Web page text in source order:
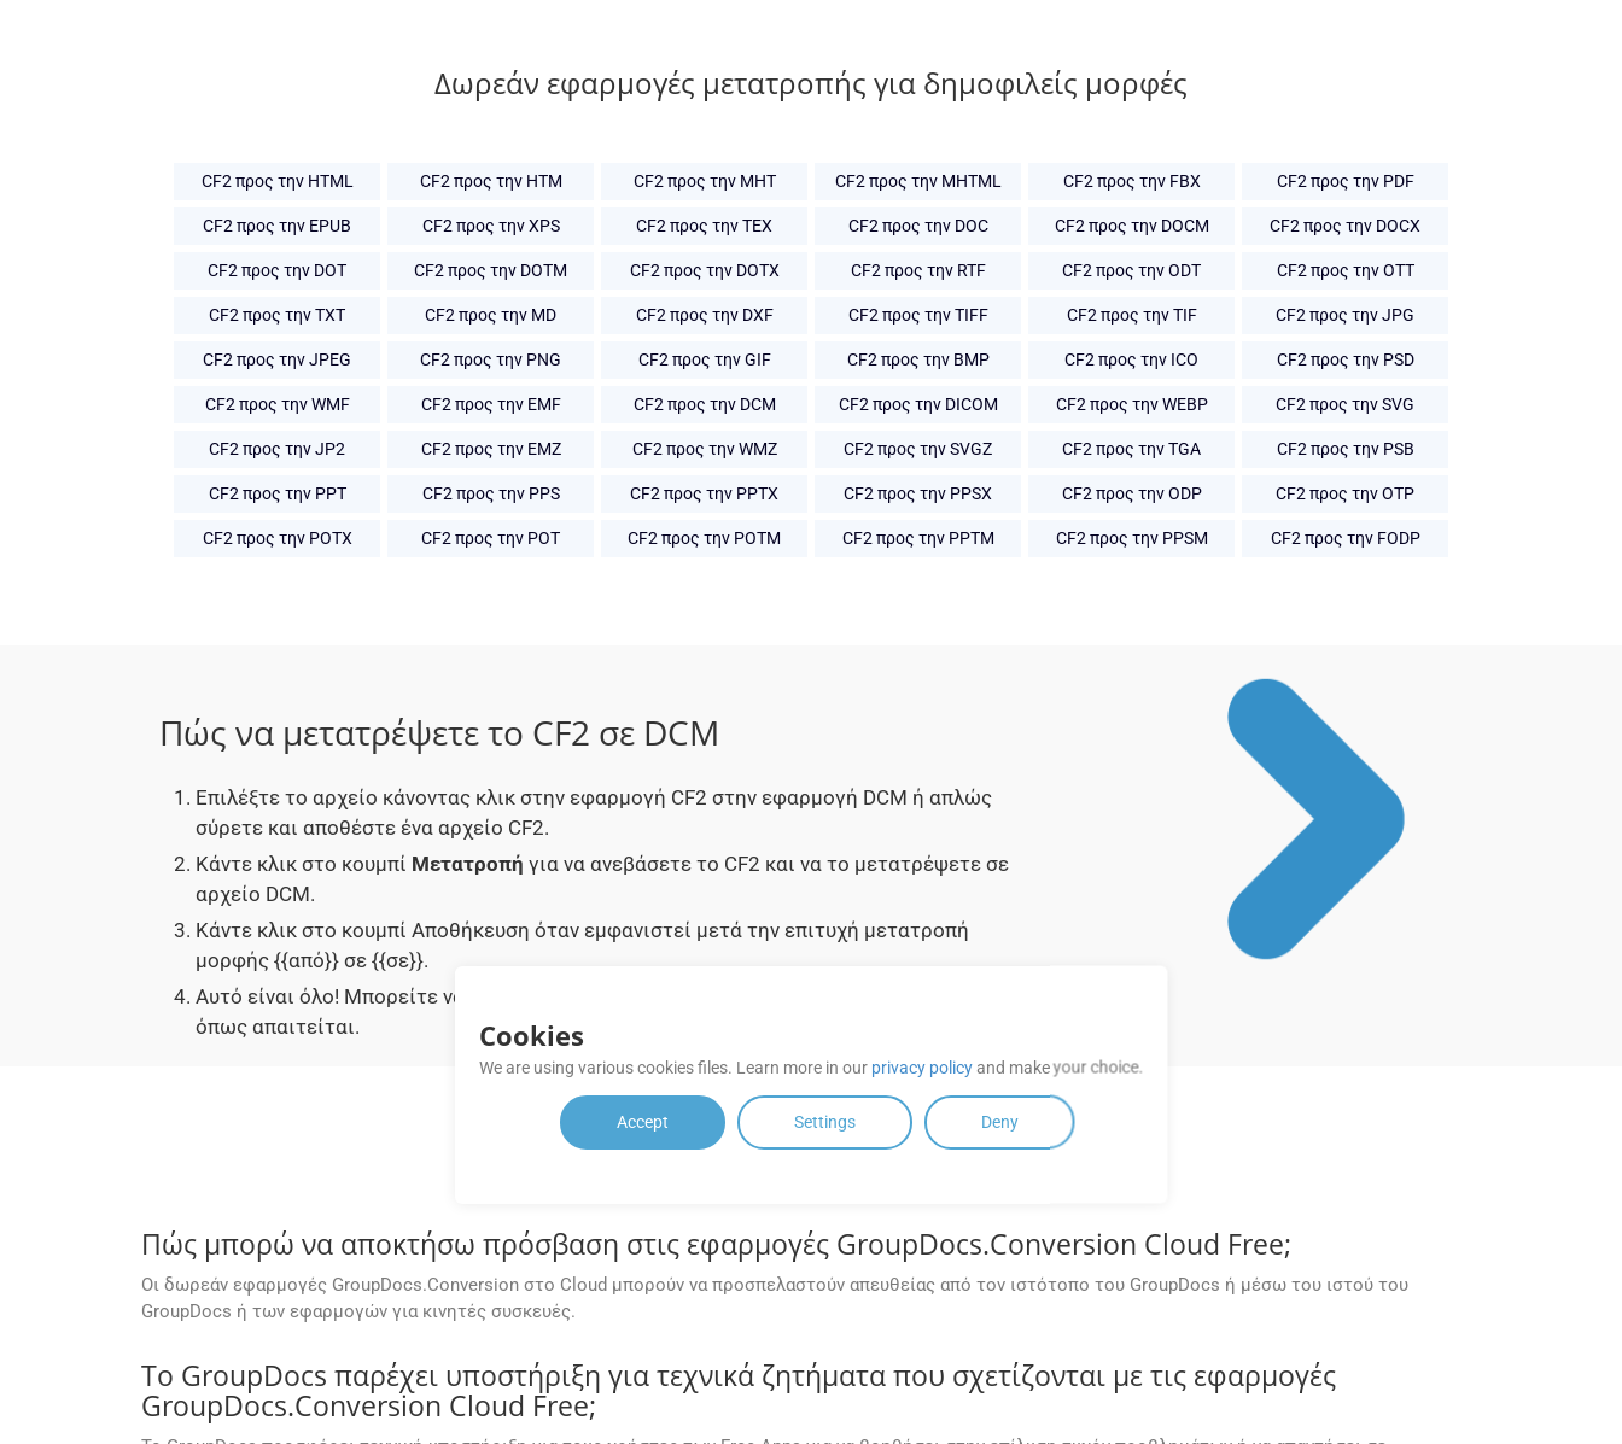
Δωρεάν εφαρμογές μετατροπής για δημοφιλείς μορφές
CF2 προς την HTML CF2 προς την HTM CF2 προς την MHT CF2 προς την MHTML CF2 προς την FBX CF2 προς την PDF
CF2 προς την EPUB CF2 προς την XPS CF2 προς την TEX CF2 προς την DOC CF2 προς την DOCM CF2 προς την DOCX
CF2 προς την DOT CF2 προς την DOTM CF2 προς την DOTX CF2 προς την RTF CF2 προς την ODT CF2 προς την OTT
CF2 προς την TXT CF2 προς την MD CF2 προς την DXF CF2 προς την TIFF CF2 προς την TIF CF2 προς την JPG
CF2 προς την JPEG CF2 προς την PNG CF2 προς την GIF CF2 προς την BMP CF2 προς την ICO CF2 προς την PSD
CF2 προς την WMF CF2 προς την EMF CF2 προς την DCM CF2 προς την DICOM CF2 προς την WEBP CF2 προς την SVG
CF2 προς την JP2 CF2 προς την EMZ CF2 προς την WMZ CF2 προς την SVGZ CF2 προς την TGA CF2 προς την PSB
CF2 προς την PPT CF2 προς την PPS CF2 προς την PPTX CF2 προς την PPSX CF2 προς την ODP CF2 προς την OTP
CF2 προς την POTX CF2 προς την POT CF2 προς την POTM CF2 προς την PPTM CF2 προς την PPSM CF2 προς την FODP
Πώς να μετατρέψετε το CF2 σε DCM
Επιλέξτε το αρχείο κάνοντας κλικ στην εφαρμογή CF2 στην εφαρμογή DCM ή απλώς
σύρετε και αποθέστε ένα αρχείο CF2.
Κάντε κλικ στο κουμπί Μετατροπή για να ανεβάσετε το CF2 και να το μετατρέψετε σε
αρχείο DCM.
Κάντε κλικ στο κουμπί Αποθήκευση όταν εμφανιστεί μετά την επιτυχή μετατροπή
μορφής {{από}} σε {{σε}}.
Αυτό είναι όλο! Μπορείτε να χρησιμοποιήσετε το έγγραφο που μετατράπηκε σε DCM
όπως απαιτείται.
ΣΥΧΝΈΣ ΕΡΩΤΉΣΕΙΣ (FAQ)
Πώς μπορώ να αποκτήσω πρόσβαση στις εφαρμογές GroupDocs.Conversion Cloud Free;
Οι δωρεάν εφαρμογές GroupDocs.Conversion στο Cloud μπορούν να προσπελαστούν απευθείας από τον ιστότοπο του GroupDocs ή μέσω του ιστού του
GroupDocs ή των εφαρμογών για κινητές συσκευές.
Το GroupDocs παρέχει υποστήριξη για τεχνικά ζητήματα που σχετίζονται με τις εφαρμογές
GroupDocs.Conversion Cloud Free;
Cookies
We are using various cookies files. Learn more in our privacy policyand make your choice.
Accept Settings Deny